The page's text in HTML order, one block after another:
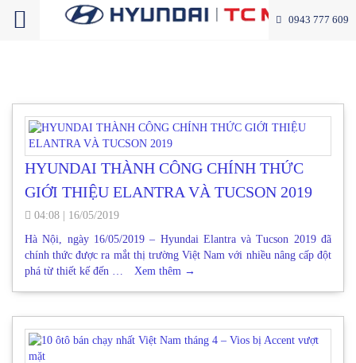
0943 777 609
HYUNDAI THÀNH CÔNG CHÍNH THỨC
GIỚI THIỆU ELANTRA VÀ TUCSON 2019
04:08
16/05/2019
Hà Nội, ngày 16/05/2019 – Hyundai Elantra và Tucson 2019 đã
chính thức được ra mắt thị trường Việt Nam với nhiều nâng cấp đột
phá từ thiết kế đến …
Xem thêm →